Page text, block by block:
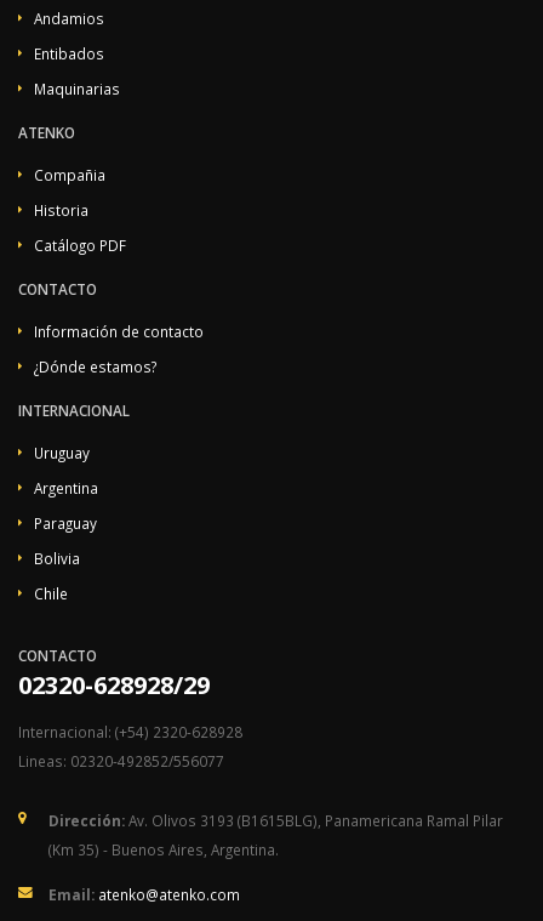
Andamios
Entibados
Maquinarias
ATENKO
Compañia
Historia
Catálogo PDF
CONTACTO
Información de contacto
¿Dónde estamos?
INTERNACIONAL
Uruguay
Argentina
Paraguay
Bolivia
Chile
CONTACTO
02320-628928/29
Internacional: (+54) 2320-628928
Lineas: 02320-492852/556077
Dirección:Av. Olivos 3193 (B1615BLG), Panamericana Ramal Pilar
(Km 35) - Buenos Aires, Argentina.
Email: atenko@atenko.com